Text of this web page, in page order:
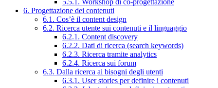
6. Progettazione dei contenuti
6.1. Cos’è il content design
6.2. Ricerca utente sui contenuti e il linguaggio
6.2.1. Content discovery
6.2.2. Dati di ricerca (search keywords)
6.2.3. Ricerca tramite analytics
6.2.4. Ricerca sui forum
6.3. Dalla ricerca ai bisogni degli utenti
6.3.1. User stories per definire i contenuti